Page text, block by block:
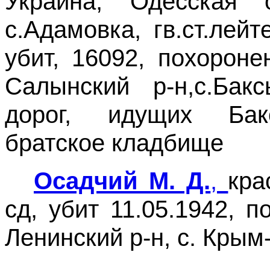
с.Адамовка,
убит, 16092,
Салынский р-
дорог, идущих
братское кладбище
Осадчий М. Д.,
сд, убит 11.05.1942,
Ленинский р-н, с.